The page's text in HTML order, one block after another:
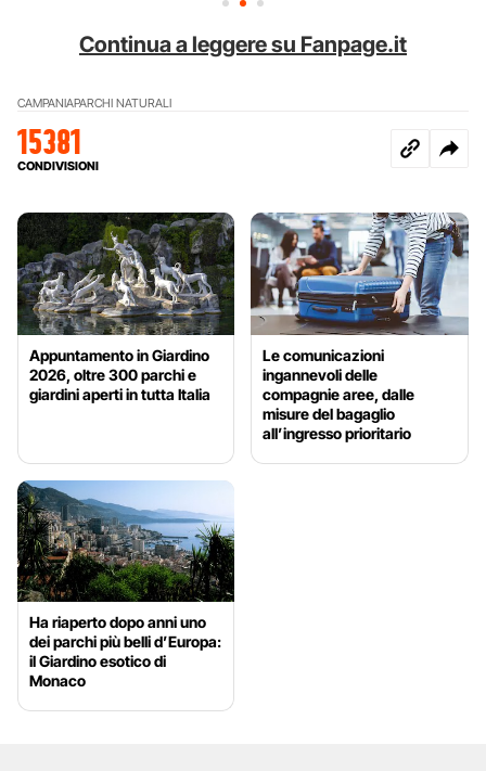
Continua a leggere su Fanpage.it
CAMPANIAPARCHI NATURALI
15381
CONDIVISIONI
Appuntamento in Giardino
2026, oltre 300 parchi e
giardini aperti in tutta Italia
Le comunicazioni
ingannevoli delle
compagnie aree, dalle
misure del bagaglio
all’ingresso prioritario
Ha riaperto dopo anni uno
dei parchi più belli d’Europa:
il Giardino esotico di
Monaco